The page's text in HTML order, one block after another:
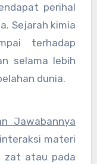
perihal
Sejarah kimia
terhadap
selama lebih
dunia.
Jawabannya
materi
zat atau pada